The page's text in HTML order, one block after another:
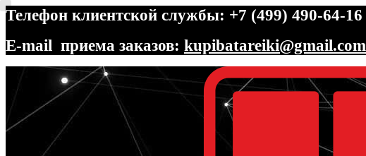
Телефон клиентской службы: +7 (499) 490-64-16
E-mail приема заказов: kupibatareiki@gmail.com
Перейти
навигации
Перейти
содержимому